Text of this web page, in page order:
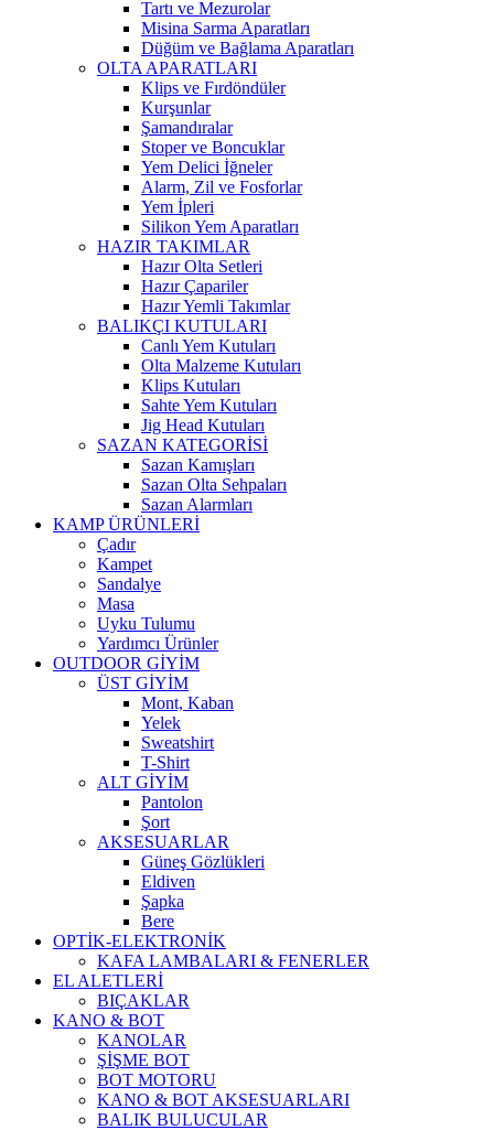
Tartı ve Mezurolar
Misina Sarma Aparatları
Düğüm ve Bağlama Aparatları
OLTA APARATLARI
Klips ve Fırdöndüler
Kurşunlar
Şamandıralar
Stoper ve Boncuklar
Yem Delici İğneler
Alarm, Zil ve Fosforlar
Yem İpleri
Silikon Yem Aparatları
HAZIR TAKIMLAR
Hazır Olta Setleri
Hazır Çapariler
Hazır Yemli Takımlar
BALIKÇI KUTULARI
Canlı Yem Kutuları
Olta Malzeme Kutuları
Klips Kutuları
Sahte Yem Kutuları
Jig Head Kutuları
SAZAN KATEGORİSİ
Sazan Kamışları
Sazan Olta Sehpaları
Sazan Alarmları
KAMP ÜRÜNLERİ
Çadır
Kampet
Sandalye
Masa
Uyku Tulumu
Yardımcı Ürünler
OUTDOOR GİYİM
ÜST GİYİM
Mont, Kaban
Yelek
Sweatshirt
T-Shirt
ALT GİYİM
Pantolon
Şort
AKSESUARLAR
Güneş Gözlükleri
Eldiven
Şapka
Bere
OPTİK-ELEKTRONİK
KAFA LAMBALARI & FENERLER
EL ALETLERİ
BIÇAKLAR
KANO & BOT
KANOLAR
ŞİŞME BOT
BOT MOTORU
KANO & BOT AKSESUARLARI
BALIK BULUCULAR